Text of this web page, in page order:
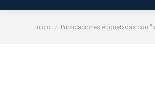
Estás aquí:
Inicio Publicaciones etiquetadas con